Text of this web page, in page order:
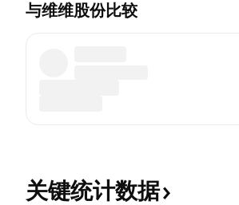
与维维股份比较
关键统计数据